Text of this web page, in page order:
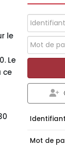
le
Le
ce
Identifiant
Mot de